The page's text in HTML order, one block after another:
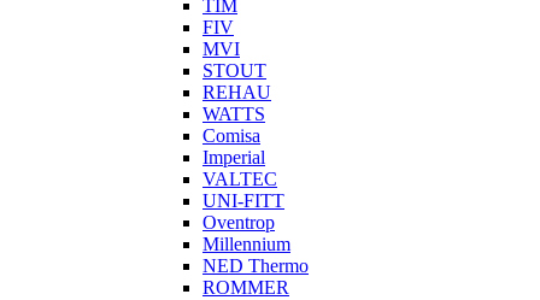
TIM
FIV
MVI
STOUT
REHAU
WATTS
Comisa
Imperial
VALTEC
UNI-FITT
Oventrop
Millennium
NED Thermo
ROMMER